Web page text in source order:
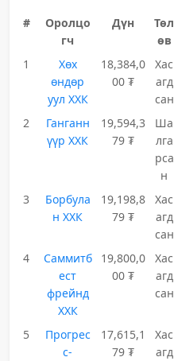
#
Оролцо
гч
Дүн
Төл
өв
1
Хөх
өндөр
уул ХХК
18,384,0
00 ₮
Хас
агд
сан
2
Ганганн
үүр ХХК
19,594,3
79 ₮
Ша
лга
рса
н
3
Борбула
н ХХК
19,198,8
79 ₮
Хас
агд
сан
4
Саммитб
ест
фрейнд
ХХК
19,800,0
00 ₮
Хас
агд
сан
5
Прогрес
с-
17,615,1
79 ₮
Хас
агд